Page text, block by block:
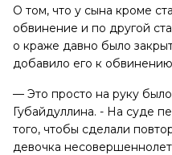
О том, что у сына кроме
обвинение и по другой
о краже давно было
добавило его к
— Это просто на руку
Губайдуллина. - На суде
того, чтобы сделали
девочка